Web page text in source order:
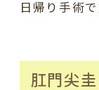
日帰り手術
肛門尖